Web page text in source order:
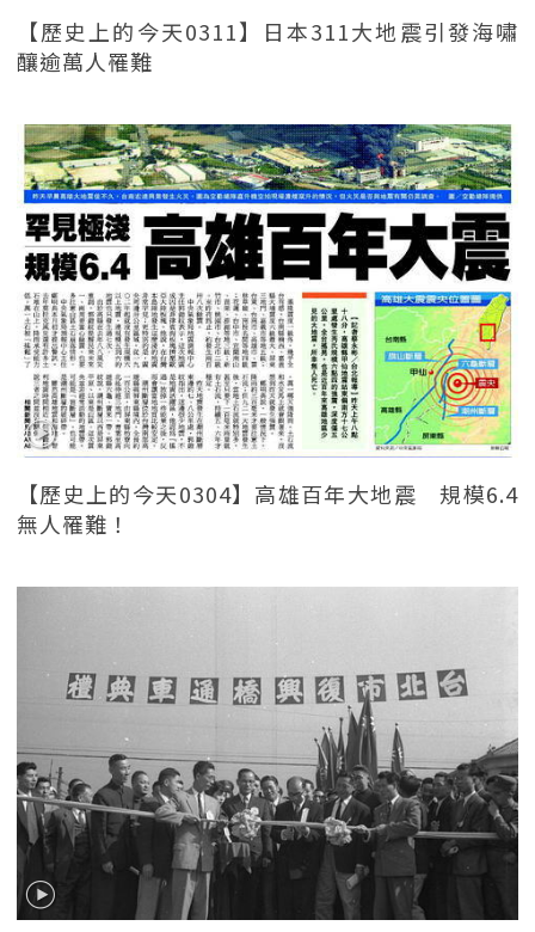
【歷史上的今天0311】日本311大地震引發海嘯
釀逾萬人罹難
【歷史上的今天0304】高雄百年大地震 規模6.4
無人罹難！